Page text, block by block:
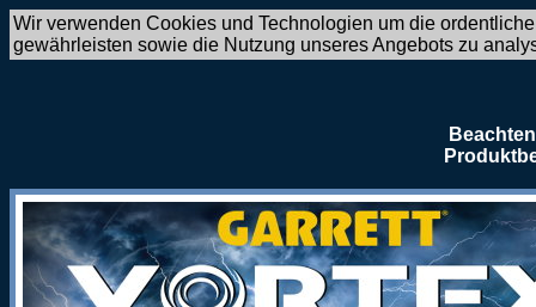
Wir verwenden Cookies und Technologien um die
gewährleisten sowie die Nutzung unseres Angebots zu